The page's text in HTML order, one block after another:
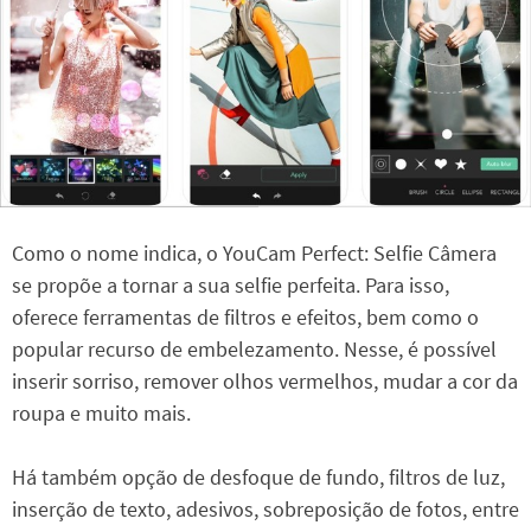
Como o nome indica, o YouCam Perfect: Selfie Câmera
se propõe a tornar a sua selfie perfeita. Para isso,
oferece ferramentas de filtros e efeitos, bem como o
popular recurso de embelezamento. Nesse, é possível
inserir sorriso, remover olhos vermelhos, mudar a cor da
roupa e muito mais.
Há também opção de desfoque de fundo, filtros de luz,
inserção de texto, adesivos, sobreposição de fotos, entre